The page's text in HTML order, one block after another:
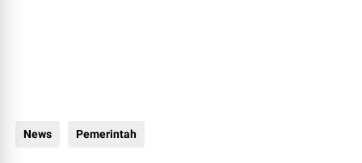
News Pemerintah